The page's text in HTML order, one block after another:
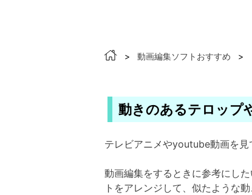
> 動画編集ソフトおすすめ >
動きのあるテロップ
テレビアニメやyoutube動画を見
動画編集をするときに参考にし
トをアレンジして、似たような